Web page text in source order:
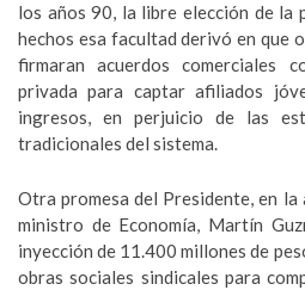
los años 90, la libre elección de la
hechos esa facultad derivó en que
firmaran acuerdos comerciales
privada para captar afiliados
ingresos, en perjuicio de las
tradicionales del sistema.
Otra promesa del Presidente, en
ministro de Economía, Martín
inyección de 11.400 millones de
obras sociales sindicales para